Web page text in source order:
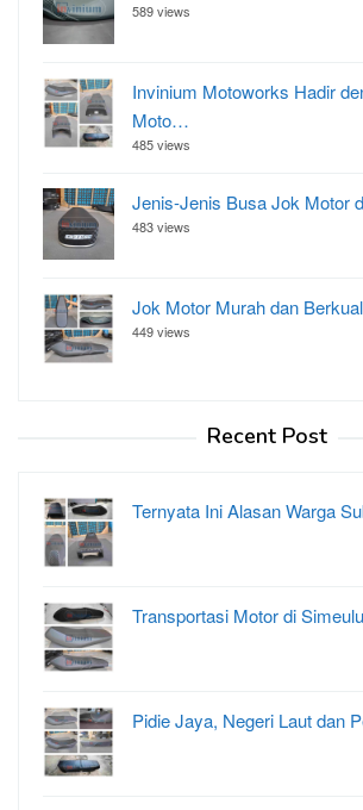
589 views
Invinium Motoworks Hadir
Moto…
485 views
Jenis-Jenis Busa Jok Motor
483 views
Jok Motor Murah dan
449 views
Recent Post
Ternyata Ini Alasan Warga
Transportasi Motor di
Pidie Jaya, Negeri Laut dan